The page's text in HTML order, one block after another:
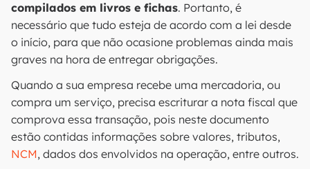
compilados em livros e fichas. Portanto, é
necessário que tudo esteja de acordo com a lei desde
o início, para que não ocasione problemas ainda mais
graves na hora de entregar obrigações.
Quando a sua empresa recebe uma mercadoria, ou
compra um serviço, precisa escriturar a nota fiscal que
comprova essa transação, pois neste documento
estão contidas informações sobre valores, tributos,
NCM, dados dos envolvidos na operação, entre outros.